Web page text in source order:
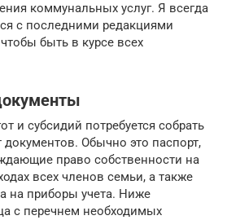
коммунальных услуг. Я всегда
с последними редакциями
быть в курсе всех
и субсидий потребуется собрать
Обычно это паспорт,
право собственности на
всех членов семьи, а также
на приборы учета. Ниже
с перечнем необходимых